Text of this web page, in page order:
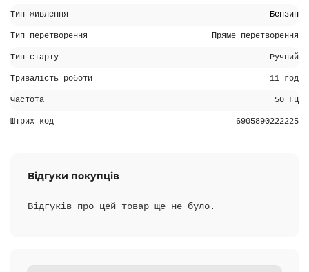
Тип живлення Бензин
Тип перетворення Пряме перетворення
Тип старту Ручний
Тривалість роботи 11 год
Частота 50 Гц
Штрих код 6905890222225
Відгуки покупців
Відгуків про цей товар ще не було.